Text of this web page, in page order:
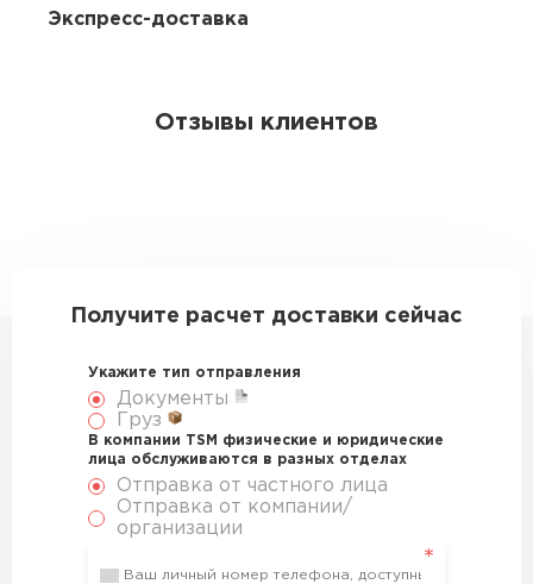
Экспресс-доставка
Отзывы клиентов
Получите расчет доставки сейчас
Укажите тип отправления
Документы
Груз
В компании TSM физические и юридические
лица обслуживаются в разных отделах
Отправка от частного лица
Отправка от компании/
организации